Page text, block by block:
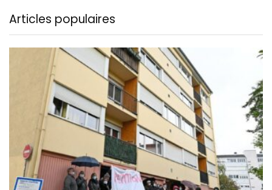
Articles populaires